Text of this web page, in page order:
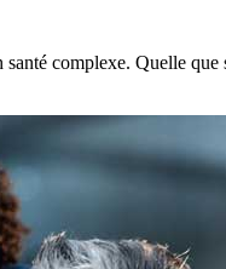
complexe. Quelle